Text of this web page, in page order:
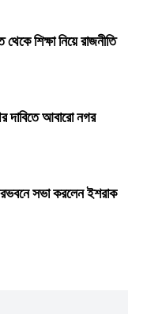
শিক্ষা নিয়ে রাজনীতি
দাবিতে আবারো নগর
সভা করলেন ইশরাক